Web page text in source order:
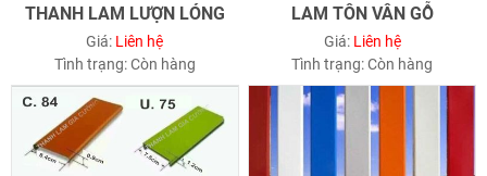
THANH LAM LƯỢN LÓNG
Giá: Liên hệ
Tình trạng:Còn hàng
LAM TÔN VÂN GỖ
Giá: Liên hệ
Tình trạng:Còn hàng